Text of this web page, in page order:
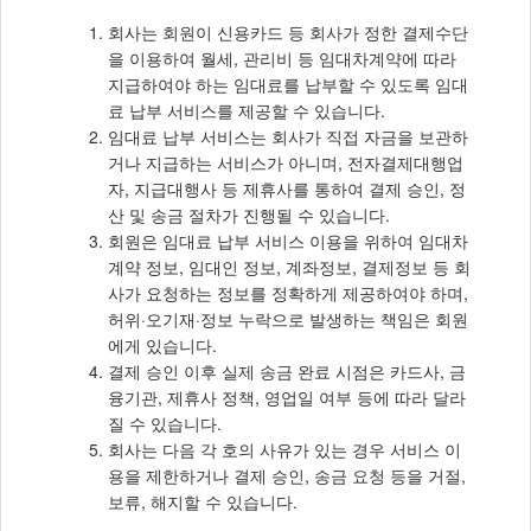
회사는 회원이 신용카드 등 회사가 정한 결제수단
을 이용하여 월세, 관리비 등 임대차계약에 따라
지급하여야 하는 임대료를 납부할 수 있도록 임대
료 납부 서비스를 제공할 수 있습니다.
임대료 납부 서비스는 회사가 직접 자금을 보관하
거나 지급하는 서비스가 아니며, 전자결제대행업
자, 지급대행사 등 제휴사를 통하여 결제 승인, 정
산 및 송금 절차가 진행될 수 있습니다.
회원은 임대료 납부 서비스 이용을 위하여 임대차
계약 정보, 임대인 정보, 계좌정보, 결제정보 등 회
사가 요청하는 정보를 정확하게 제공하여야 하며,
허위·오기재·정보 누락으로 발생하는 책임은 회원
에게 있습니다.
결제 승인 이후 실제 송금 완료 시점은 카드사, 금
융기관, 제휴사 정책, 영업일 여부 등에 따라 달라
질 수 있습니다.
회사는 다음 각 호의 사유가 있는 경우 서비스 이
용을 제한하거나 결제 승인, 송금 요청 등을 거절,
보류, 해지할 수 있습니다.